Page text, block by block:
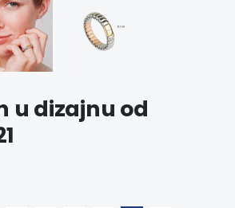
u dizajnu od